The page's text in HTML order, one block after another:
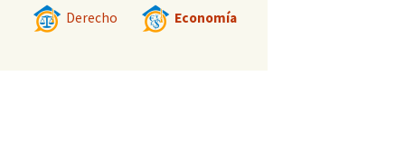
Derecho Economía